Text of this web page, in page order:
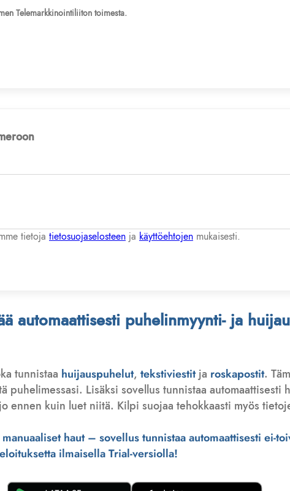
Telemarkkinointiliiton toimesta.
tietoja tietosuojaselosteen ja käyttöehtojen mukaisesti.
automaattisesti puhelinmyynti- ja
tunnistaa huijauspuhelut, tekstiviestitja roskapostit.
puhelimessasi. Lisäksi sovellus tunnistaa
ennen kuin luet niitä. Kilpi suojaa tehokkaasti myös
haut – sovellus tunnistaa automaattisesti ei-
ilmaisella Trial-versiolla!